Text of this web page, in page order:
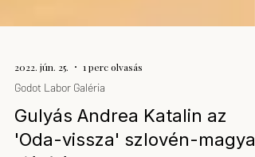
2022. jún. 25. 1 perc olvasás
Godot Labor Galéria